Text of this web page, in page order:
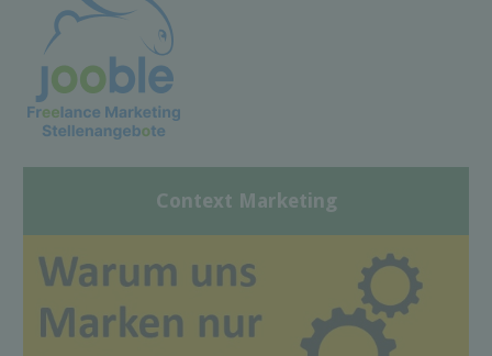
Context Marketing